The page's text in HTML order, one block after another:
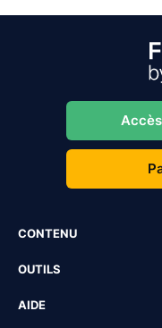
CONTENU
OUTILS
AIDE